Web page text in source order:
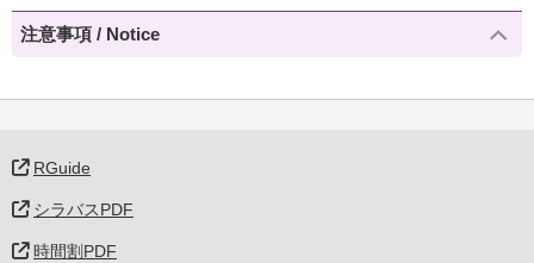
注意事項 / Notice
RGuide
シラバスPDF
時間割PDF